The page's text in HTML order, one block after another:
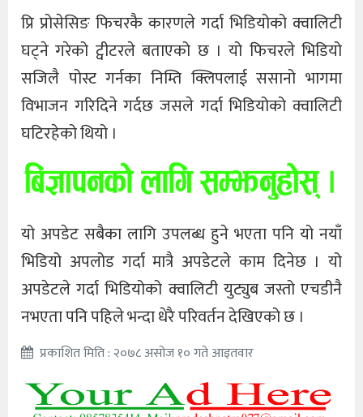
प्रि प्रोसेसिङ फिचरकै कारणले गर्दा भिडियोको क्वालिटी
घट्ने गरेको ट्वीटरले बताएको छ । यो फिचरले भिडियो
सजिलै पोस्ट गर्नका निम्ति क्लिपलाई ससानो भागमा
विभाजन गरिदिने गर्दछ जसले गर्दा भिडियोको क्वालिटी
घटिरहेको थियो ।
यो अपडेट सबैका लागि उपलब्ध हुने भएता पनि यो नयाँ
भिडियो अपलोड गर्दा मात्रै अपडेटले काम दिनेछ । यो
अपडेटले गर्दा भिडियोको क्वालिटी युट्युब जस्तो एचडीनै
नभएता पनि पहिले भन्दा धेरै परिवर्तन देखिएको छ ।
प्रकाशित मिति : २०७८ असोज १० गते आइतवार